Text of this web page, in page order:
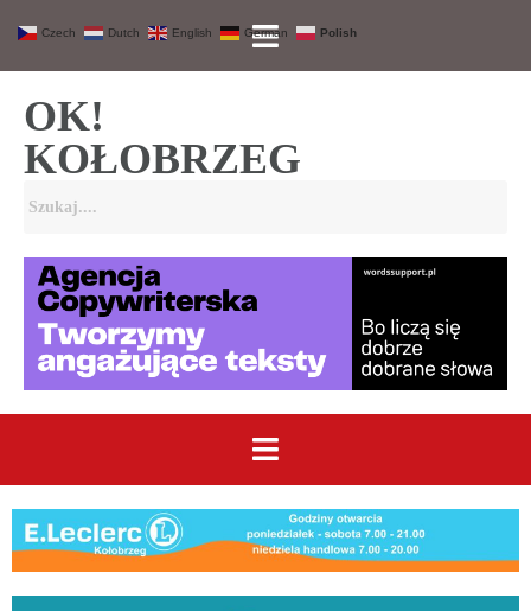
OK!
KOŁOBRZEG
Czech Dutch English German Polish